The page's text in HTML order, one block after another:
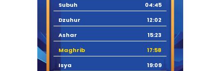
Subuh
04:45
Dzuhur
12:02
Ashar
15:23
Maghrib
17:58
Isya
19:09